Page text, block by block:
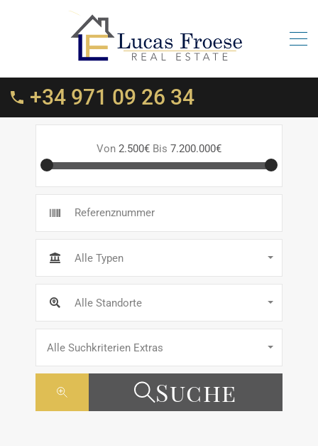
+34 971 09 26 34
Von 2.500€ Bis 7.200.000€
Alle Typen
Alle Standorte
Alle Suchkriterien Extras
Suche